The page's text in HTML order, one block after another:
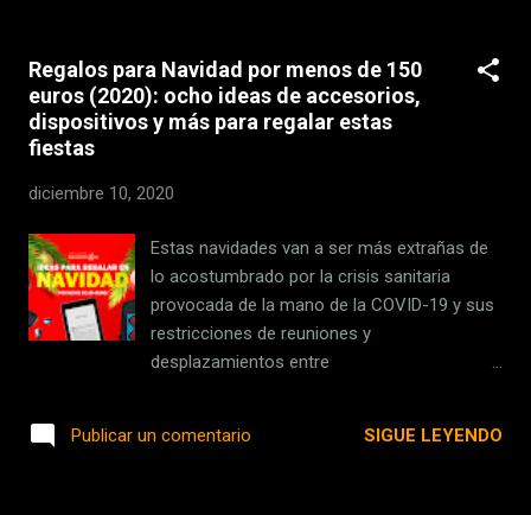
ello. En el Investor Day 2020 desde Disney
han compartido algunas novedades para los
próximos años , así como resumen de los
es destacable de todo ello es desde luego la
los 8,99 euros para el plan básico. Esto
implica también sumar todo el catálogo de
Star a Disney+. En Xataka Por qué nos
parece caro pagar 21,99 euros por ver
'Mulan' en streaming, pero vemos "normal"
Alien Dentro de l...
Regalos para Navidad por menos de 150
euros (2020): ocho ideas de accesorios,
dispositivos y más para regalar estas
fiestas
diciembre 10, 2020
Estas navidades van a ser más extrañas de
lo acostumbrado por la crisis sanitaria
provocada de la mano de la COVID-19 y sus
restricciones de reuniones y
desplazamientos entre
con familiares, amigos y demás seres
Publicar un comentario SIGUE LEYENDO